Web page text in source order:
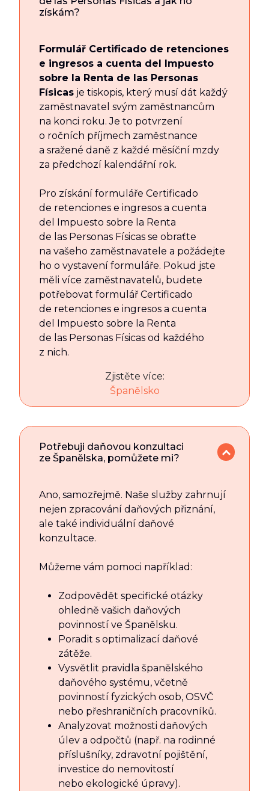
získám?
Formulář Certificado de retenciones
e ingresos a cuenta del Impuesto
sobre la Renta de las Personas
Físicas je tiskopis, který musí dát každý
zaměstnavatel svým zaměstnancům
na konci roku. Je to potvrzení
o ročních příjmech zaměstnance
a sražené daně z každé měsíční mzdy
za předchozí kalendářní rok.
Pro získání formuláře Certificado
de retenciones e ingresos a cuenta
del Impuesto sobre la Renta
de las Personas Físicas se obraťte
na vašeho zaměstnavatele a požádejte
ho o vystavení formuláře. Pokud jste
měli více zaměstnavatelů, budete
potřebovat formulář Certificado
de retenciones e ingresos a cuenta
del Impuesto sobre la Renta
de las Personas Físicas od každého
z nich.
Zjistěte více:
Španělsko
Potřebuji daňovou konzultaci
ze Španělska, pomůžete mi?
Ano, samozřejmě. Naše služby zahrnují
nejen zpracování daňových přiznání,
ale také individuální daňové
konzultace.
Můžeme vám pomoci například:
Zodpovědět specifické otázky
ohledně vašich daňových
povinností ve Španělsku.
Poradit s optimalizací daňové
zátěže.
Vysvětlit pravidla španělského
daňového systému, včetně
povinností fyzických osob, OSVČ
nebo přeshraničních pracovníků.
Analyzovat možnosti daňových
úlev a odpočtů (např. na rodinné
příslušníky, zdravotní pojištění,
investice do nemovitostí
nebo ekologické úpravy).